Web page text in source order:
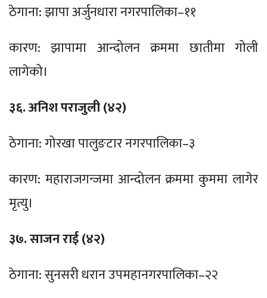
ठेगाना: झापा अर्जुनधारा नगरपालिका–११
कारण: झापामा आन्दोलन क्रममा छातीमा गोली
लागेको।
३६. अनिश पराजुली (४२)
ठेगाना: गोरखा पालुङटार नगरपालिका–३
कारण: महाराजगन्जमा आन्दोलन क्रममा कुममा लागेर
मृत्यु।
३७. साजन राई (४२)
ठेगाना: सुनसरी धरान उपमहानगरपालिका–२२